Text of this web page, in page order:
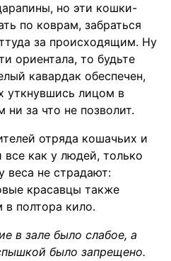
но эти кошки-
по коврам, забраться
за происходящим. Ну
ориентала, то будьте
кавардак обеспечен,
уткнувшись лицом в
за что не позволит.
отряда кошачьих и
все как у людей, только
веса не страдают:
красавцы также
в полтора кило.
в зале было слабое, а
было запрещено.